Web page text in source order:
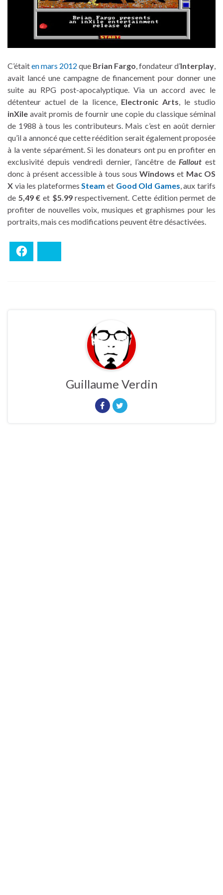
C’étaiten mars 2012 que Brian Fargo , fondateur d’Interplay
avait lancé une campagne de financement pour donner une
suite au RPG post-apocalyptique. Via un accord avec le
détenteur actuel de la licence, Electronic Arts , le studio
inXile avait promis de fournir une copie du classique séminal
de 1988 à tous les contributeurs. Mais c’est en août dernier
qu’il a annoncé que cette réédition serait également proposée
à la vente séparément. Si les donateurs ont pu en profiter en
exclusivité depuis vendredi dernier, l’ancêtre de Fallout est
donc à présent accessible à tous sousWindows et Mac OS
X via les plateformes Steam et Good Old Games , aux tarifs
de 5,49 € et $5.99respectivement. Cette édition permet de
profiter de nouvelles voix, musiques et graphismes pour les
portraits, mais ces modifications peuvent être désactivées.
Guillaume Verdin